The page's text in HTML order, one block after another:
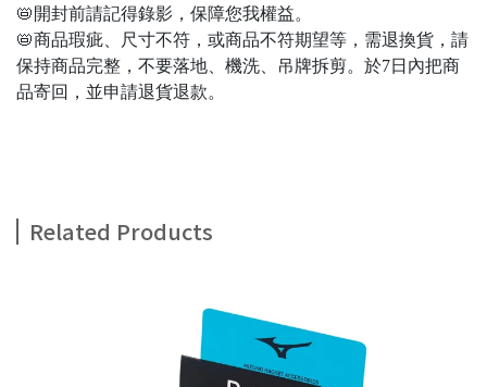
📛開封前請記得錄影，保障您我權益。
📛商品瑕疵、尺寸不符，或商品不符期望等，需退換貨，請
保持商品完整，不要落地、機洗、吊牌拆剪。於7日內把商
品寄回，並申請退貨退款。
Related Products